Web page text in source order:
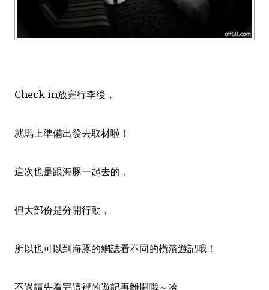
Check in放完行李後，
就馬上準備出發去取材啦！
這次也是跟海豚一起去的，
但大部份是分開行動，
所以也可以到海豚的網誌看不同的橫濱遊記哦！
不過請先看完這裡的遊記再離開哦～哈